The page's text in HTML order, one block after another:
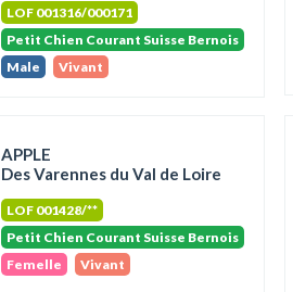
LOF 001316/000171
Petit Chien Courant Suisse Bernois
Male
Vivant
APPLE
Des Varennes du Val de Loire
LOF 001428/**
Petit Chien Courant Suisse Bernois
Femelle
Vivant